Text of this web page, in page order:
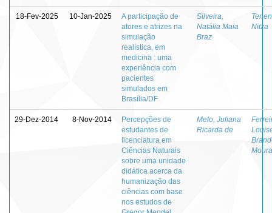
18-Fev-2025 10-Jan-2025
A participação de
atores e atrizes na
simulação
realística, em
medicina : uma
experiência com
pacientes
simulados em
Brasília/DF
Silveira,
Natália Maia
Braz
Nitza
29-Dez-2014 8-Nov-2014
Percepções de
estudantes de
licenciatura em
Ciências Naturais
sobre uma unidade
didática acerca da
humanização das
ciências com base
nos estudos de
Melo, Juliana
Ricarda de
Moura